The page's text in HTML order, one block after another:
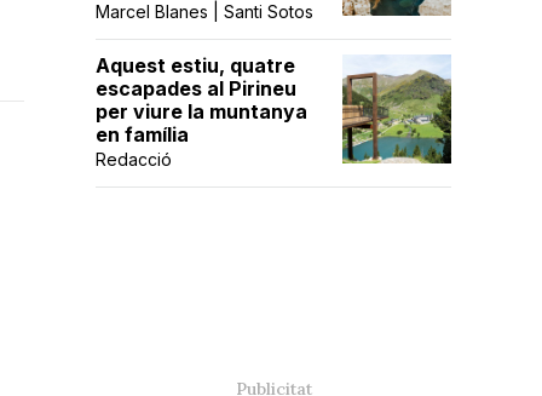
Marcel Blanes | Santi Sotos
Aquest estiu, quatre
escapades al Pirineu
per viure la muntanya
en família
Redacció